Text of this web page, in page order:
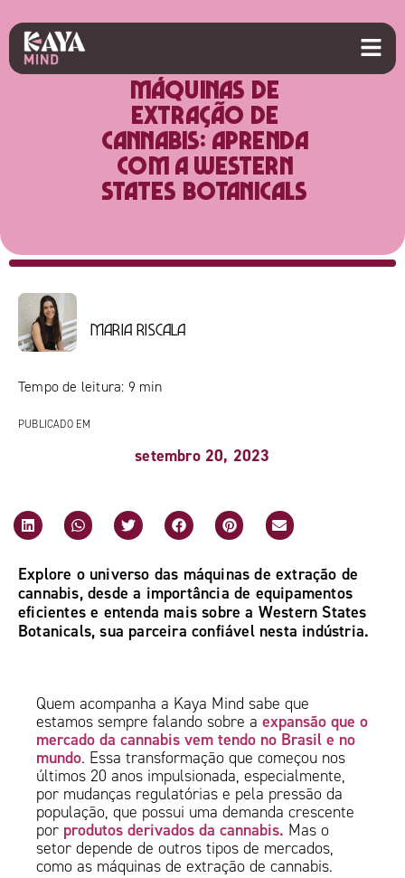
Máquinas de
Extração de
Cannabis: aprenda
com a Western
States Botanicals
Maria Riscala
Tempo de leitura: 9 min
PUBLICADO EM
setembro 20, 2023
Explore o universo das máquinas de extração de
cannabis, desde a importância de equipamentos
eficientes e entenda mais sobre a Western States
Botanicals, sua parceira confiável nesta indústria.
Quem acompanha a Kaya Mind sabe que
estamos sempre falando sobre aexpansão que o
mercado da cannabis vem tendo no Brasil e no
mundo. Essa transformação que começou nos
últimos 20 anos impulsionada, especialmente,
por mudanças regulatórias e pela pressão da
população, que possui uma demanda crescente
por produtos derivados da cannabis. Mas o
setor depende de outros tipos de mercados,
como as máquinas de extração de cannabis.